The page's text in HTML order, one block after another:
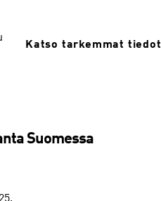
Katso tarkemmat tiedot
Suomessa